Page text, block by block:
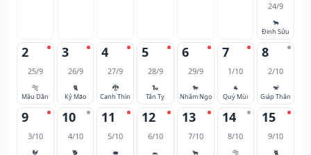
24/9
🐂
Đinh Sửu
2
25/9
🐅
Mậu Dần
3
26/9
🐈
Kỷ Mão
4
27/9
🐉
Canh Thìn
5
28/9
🐍
Tân Tỵ
6
29/9
🐎
Nhâm Ngọ
7
1/10
🐐
Quý Mùi
8
2/10
🐒
Giáp Thân
9
3/10
🐓
10
4/10
🐕
11
5/10
🐖
12
6/10
🐀
13
7/10
🐂
14
8/10
🐅
15
9/10
🐈